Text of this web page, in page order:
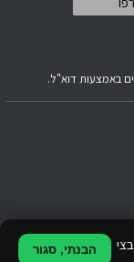
הבנתי, סגור
באמצעות דוא"ל.